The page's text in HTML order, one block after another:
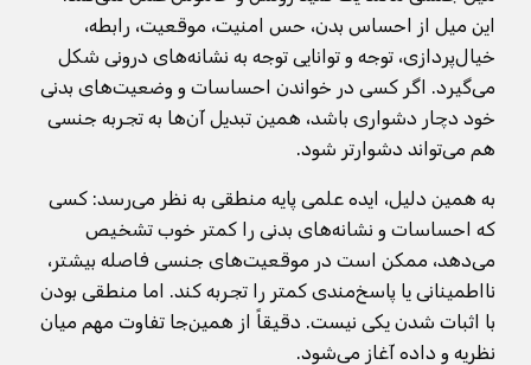
این میل از احساس بدن، حس امنیت، موقعیت، رابطه،
خیال‌پردازی، توجه و توانایی توجه به نشانه‌های درونی شکل
می‌گیرد. اگر کسی در خواندن احساسات و وضعیت‌های بدنی
خود دچار دشواری باشد، همین تبدیل آن‌ها به تجربه جنسی
هم می‌تواند دشوارتر شود.
به همین دلیل، ایده علمی پایه منطقی به نظر می‌رسد: کسی
که احساسات و نشانه‌های بدنی را کمتر خوب تشخیص
می‌دهد، ممکن است در موقعیت‌های جنسی فاصله بیشتر،
نااطمینانی یا پاسخ‌مندی کمتر را تجربه کند. اما منطقی بودن
با اثبات شدن یکی نیست. دقیقاً از همین‌جا تفاوت مهم میان
نظریه و داده آغاز می‌شود.